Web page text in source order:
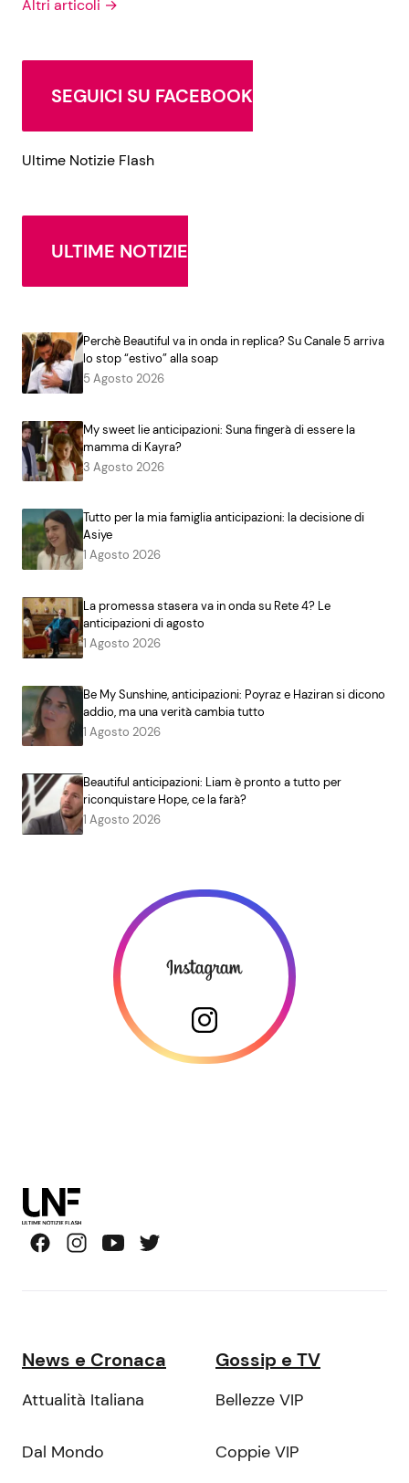
Altri articoli →
SEGUICI SU FACEBOOK
Ultime Notizie Flash
ULTIME NOTIZIE
Perchè Beautiful va in onda in replica? Su Canale 5 arriva
lo stop “estivo” alla soap
5 Agosto 2026
My sweet lie anticipazioni: Suna fingerà di essere la
mamma di Kayra?
3 Agosto 2026
Tutto per la mia famiglia anticipazioni: la decisione di
Asiye
1 Agosto 2026
La promessa stasera va in onda su Rete 4? Le
anticipazioni di agosto
1 Agosto 2026
Be My Sunshine, anticipazioni: Poyraz e Haziran si dicono
addio, ma una verità cambia tutto
1 Agosto 2026
Beautiful anticipazioni: Liam è pronto a tutto per
riconquistare Hope, ce la farà?
1 Agosto 2026
News e Cronaca
Attualità Italiana
Dal Mondo
Gossip e TV
Bellezze VIP
Coppie VIP